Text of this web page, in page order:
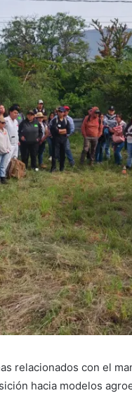
relacionados con el
hacia modelos